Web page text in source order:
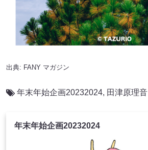
出典: FANY マガジン
年末年始企画20232024, 田津原理音
年末年始企画20232024